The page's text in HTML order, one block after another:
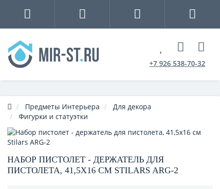
+7 926 538-70-32
Предметы Интерьера
Для декора
Фигурки и статуэтки
НАБОР ПИСТОЛЕТ - ДЕРЖАТЕЛЬ ДЛЯ
ПИСТОЛЕТА, 41,5Х16 СМ STILARS ARG-2